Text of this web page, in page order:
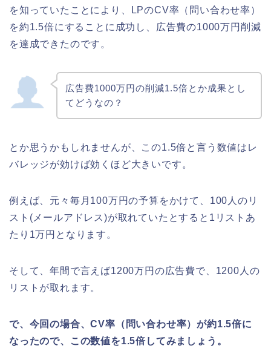
を知っていたことにより、LPのCV率（問い合わせ率）
を約1.5倍にすることに成功し、広告費の1000万円削減
を達成できたのです。
広告費1000万円の削減1.5倍とか成果とし
てどうなの？
とか思うかもしれませんが、この1.5倍と言う数値はレ
バレッジが効けば効くほど大きいです。
例えば、元々毎月100万円の予算をかけて、100人のリ
スト(メールアドレス)が取れていたとすると1リストあ
たり1万円となります。
そして、年間で言えば1200万円の広告費で、1200人の
リストが取れます。
で、今回の場合、CV率（問い合わせ率）が約1.5倍に
なったので、この数値を1.5倍してみましょう。